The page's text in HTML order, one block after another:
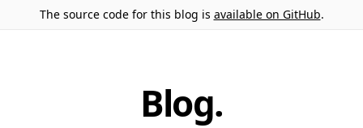
The source code for this blog is available on GitHub.
Blog.